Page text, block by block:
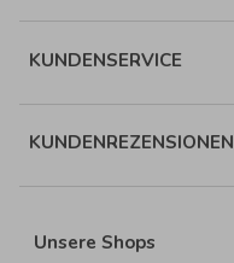
KUNDENSERVICE
KUNDENREZENSIONEN
Unsere Shops